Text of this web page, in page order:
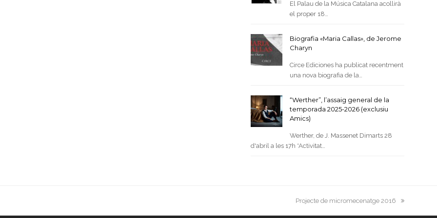
El Palau de la Música Catalana acollirà
el proper 18…
Biografia «Maria Callas», de Jerome
Charyn
Circe Ediciones ha publicat recentment
una nova biografia de la…
“Werther”, l’assaig general de la
temporada 2025-2026 (exclusiu
Amics)
Werther, de J. Massenet Dimarts 28
d'abril a les 17h *Activitat…
next
Projecte de micromecenatge 2016